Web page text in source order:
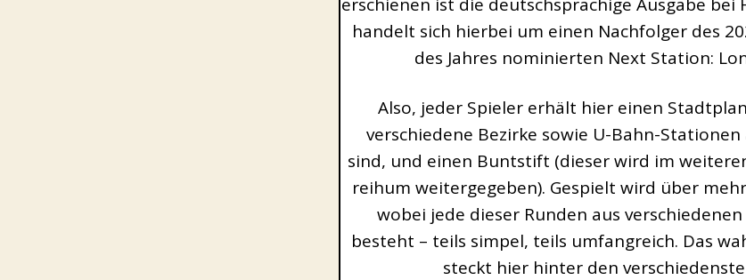
erschienen ist die deutschsprachige Ausgabe bei
handelt sich hierbei um einen Nachfolger des
des Jahres nominierten Next Station:
Also, jeder Spieler erhält hier einen
verschiedene Bezirke sowie U-Bahn-
sind, und einen Buntstift (dieser wird im
reihum weitergegeben). Gespielt wird über
wobei jede dieser Runden aus
besteht – teils simpel, teils umfangreich. Das
steckt hier hinter den